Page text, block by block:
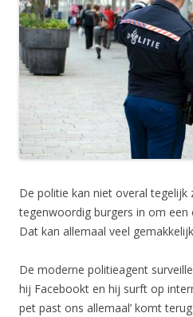
De politie kan niet overal tegelijk
tegenwoordig burgers in om
Dat kan allemaal veel
De moderne politieagent
hij Facebookt en hij surft op
pet past ons allemaal’ komt